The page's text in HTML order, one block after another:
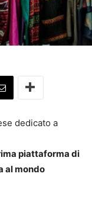
dedicato a
piattaforma di
al mondo